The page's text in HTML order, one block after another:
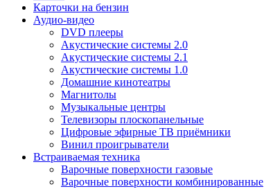
Карточки на бензин
Аудио-видео
DVD плееры
Акустические системы 2.0
Акустические системы 2.1
Акустические системы 1.0
Домашние кинотеатры
Магнитолы
Музыкальные центры
Телевизоры плоскопанельные
Цифровые эфирные ТВ приёмники
Винил проигрыватели
Встраиваемая техника
Варочные поверхности газовые
Варочные поверхности комбинированные